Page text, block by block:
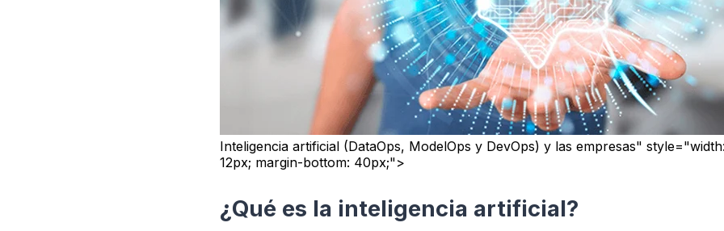
Inteligencia artificial (DataOps, ModelOps y DevOps) y las empresas"
12px; margin-bottom: 40px;">
¿Qué es la inteligencia artificial?